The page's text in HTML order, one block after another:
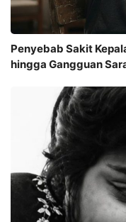
Penyebab Sakit
hingga Gangguan